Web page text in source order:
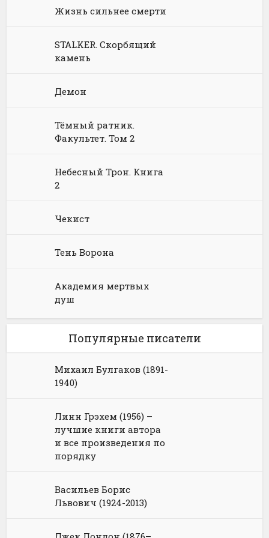
Философия
Юриспруденция, право
Космическая фантастика
Попаданцы
Книги про волшебников
Русское фэнтези
Юмористическое фэнтези
Юмористические стихи
Жизнь сильнее смерти
STALKER. Скорбящий
камень
Демон
Тёмный ратник.
Факультет. Том 2
Небесный Трон. Книга
2
Чекист
Тень Ворона
Академия мертвых
душ
Популярные писатели
Михаил Булгаков (1891-
1940)
Линн Грэхем (1956) –
лучшие книги автора
и все произведения по
порядку
Васильев Борис
Львович (1924-2013)